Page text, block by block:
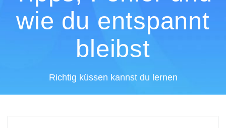
wie du entspannt
bleibst
Richtig küssen kannst du lernen